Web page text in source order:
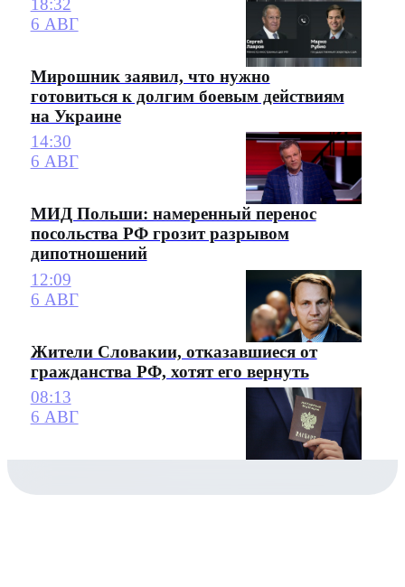
6 АВГ
Мирошник заявил, что нужно
готовиться к долгим боевым действиям
на Украине
14:30
6 АВГ
МИД Польши: намеренный перенос
посольства РФ грозит разрывом
дипотношений
12:09
6 АВГ
Жители Словакии, отказавшиеся от
гражданства РФ, хотят его вернуть
08:13
6 АВГ